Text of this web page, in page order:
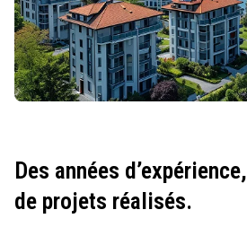
Des années d’expérience,
de projets réalisés.